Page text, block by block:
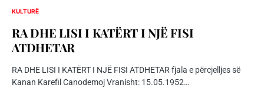
KULTURË
RA DHE LISI I KATËRT I NJË FISI
ATDHETAR
RA DHE LISI I KATËRT I NJË FISI ATDHETAR fjala e përcjelljes së
Kanan Karefil Canodemoj Vranisht: 15.05.1952…